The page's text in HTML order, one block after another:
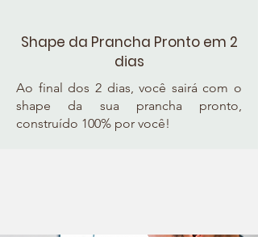
Shape da Prancha Pronto em 2
dias
Ao final dos 2 dias, você sairá com o
shape da sua prancha pronto,
construído 100% por você!